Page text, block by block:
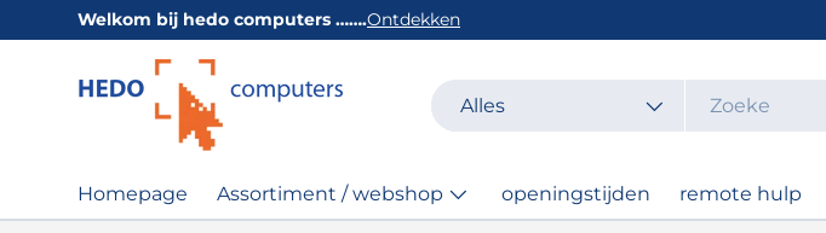
GA NAAR INHOUD
Welkom bij hedo computers …….Ontdekken
Zoeken
Productsoort
Alles
Homepage Assortiment / webshop openingstijden remote hulp